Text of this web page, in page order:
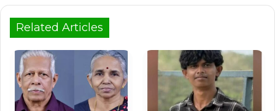
Related Articles